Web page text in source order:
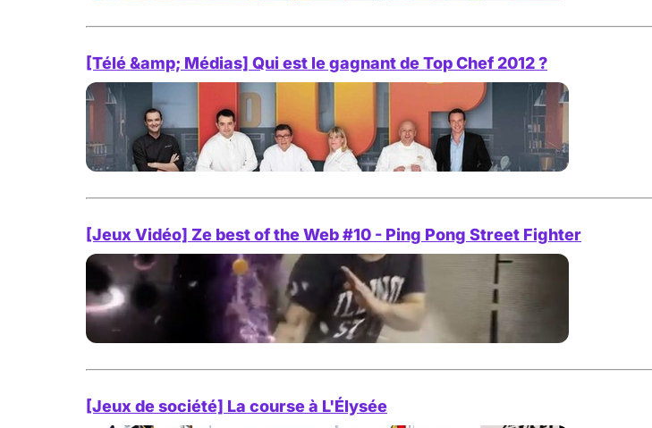
[Télé &amp; Médias] Qui est le gagnant de Top Chef 2012 ?
[Jeux Vidéo] Ze best of the Web #10 - Ping Pong Street Fighter
[Jeux de société] La course à L'Élysée